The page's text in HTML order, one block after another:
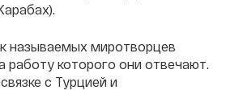
называемых миротворцев
работу которого они отвечают.
с Турцией и